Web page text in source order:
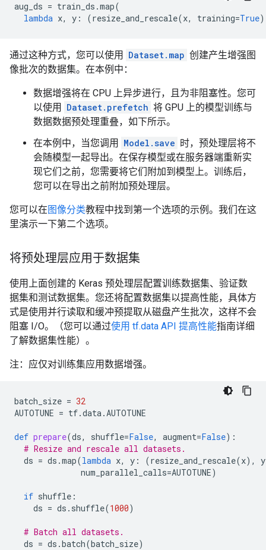
aug_ds = train_ds .map(
lambda x, y : (resize_and_rescale(x, training=True
通过这种方式，您可以使用 Dataset.map 创建产生增强图
像批次的数据集。在本例中：
数据增强将在 CPU 上异步进行，且为非阻塞性。您可
以使用
Dataset.prefetch 将 GPU 上的模型训练与
数据数据预处理重叠，如下所示。
在本例中，当您调用
Model.save 时，预处理层将不
会随模型一起导出。在保存模型或在服务器端重新实
现它们之前，您需要将它们附加到模型上。训练后，
您可以在导出之前附加预处理层。
您可以在 图像分类教程中找到第一个选项的示例。我们在这
里演示一下第二个选项。
将预处理层应用于数据集
使用上面创建的 Keras 预处理层配置训练数据集、验证数
据集和测试数据集。您还将配置数据集以提高性能，具体方
式是使用并行读取和缓冲预提取从磁盘产生批次，这样不会
阻塞 I/O。（您可以通过使用 tf.data API 提高性能指南详细
了解数据集性能）。
注：应仅对训练集应用数据增强。
batch_size = 32
AUTOTUNE = tf.data.AUTOTUNE
def prepare(ds, shuffle=False, augment=False):
# Resize and rescale all datasets.
ds = ds .map(lambda x, y : (resize_and_rescale(x), y
num_parallel_calls=AUTOTUNE)
if shuffle :
ds = ds . shuffle(1000)
# Batch all datasets.
ds = ds .batch(batch_size)